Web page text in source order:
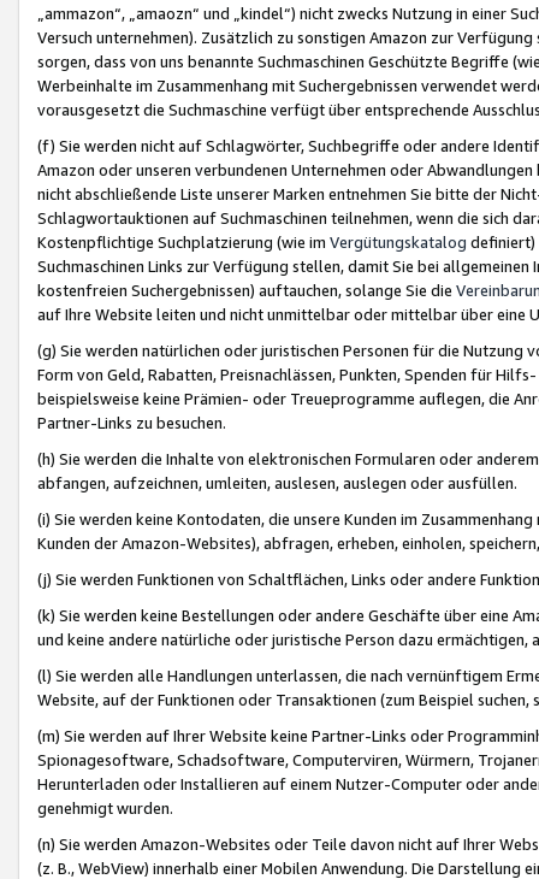
„ammazon“, „amaozn“ und „kindel“) nicht zwecks Nutzung in einer
Versuch unternehmen). Zusätzlich zu sonstigen Amazon zur
sorgen, dass von uns benannte Suchmaschinen Geschützte Begriffe
Werbeinhalte im Zusammenhang mit Suchergebnissen verwendet
vorausgesetzt die Suchmaschine verfügt über entsprechende
(f) Sie werden nicht auf Schlagwörter, Suchbegriffe oder andere
Amazon oder unseren verbundenen Unternehmen oder
nicht abschließende Liste unserer Marken entnehmen Sie bitte der
Schlagwortauktionen auf Suchmaschinen teilnehmen, wenn die sich
Kostenpflichtige Suchplatzierung (wie im Vergütungskatalog definiert)
Suchmaschinen Links zur Verfügung stellen, damit Sie bei
kostenfreien Suchergebnissen) auftauchen, solange Sie die
auf Ihre Website leiten und nicht unmittelbar oder mittelbar über eine
(g) Sie werden natürlichen oder juristischen Personen für die Nutzung
Form von Geld, Rabatten, Preisnachlässen, Punkten, Spenden für
beispielsweise keine Prämien- oder Treueprogramme auflegen, die
Partner-Links zu besuchen.
(h) Sie werden die Inhalte von elektronischen Formularen oder
abfangen, aufzeichnen, umleiten, auslesen, auslegen oder ausfüllen.
(i) Sie werden keine Kontodaten, die unsere Kunden im
Kunden der Amazon-Websites), abfragen, erheben, einholen,
(j) Sie werden Funktionen von Schaltflächen, Links oder andere
(k) Sie werden keine Bestellungen oder andere Geschäfte über eine
und keine andere natürliche oder juristische Person dazu
(l) Sie werden alle Handlungen unterlassen, die nach vernünftigem
Website, auf der Funktionen oder Transaktionen (zum Beispiel
(m) Sie werden auf Ihrer Website keine Partner-Links oder
Spionagesoftware, Schadsoftware, Computerviren, Würmern,
Herunterladen oder Installieren auf einem Nutzer-Computer oder
genehmigt wurden.
(n) Sie werden Amazon-Websites oder Teile davon nicht auf Ihrer
(z. B., WebView) innerhalb einer Mobilen Anwendung. Die Darstellung